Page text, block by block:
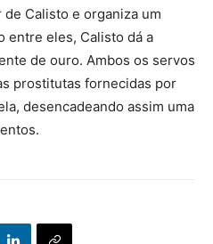
Calisto e organiza um
entre eles, Calisto dá a
de ouro. Ambos os servos
prostitutas fornecidas por
desencadeando assim uma